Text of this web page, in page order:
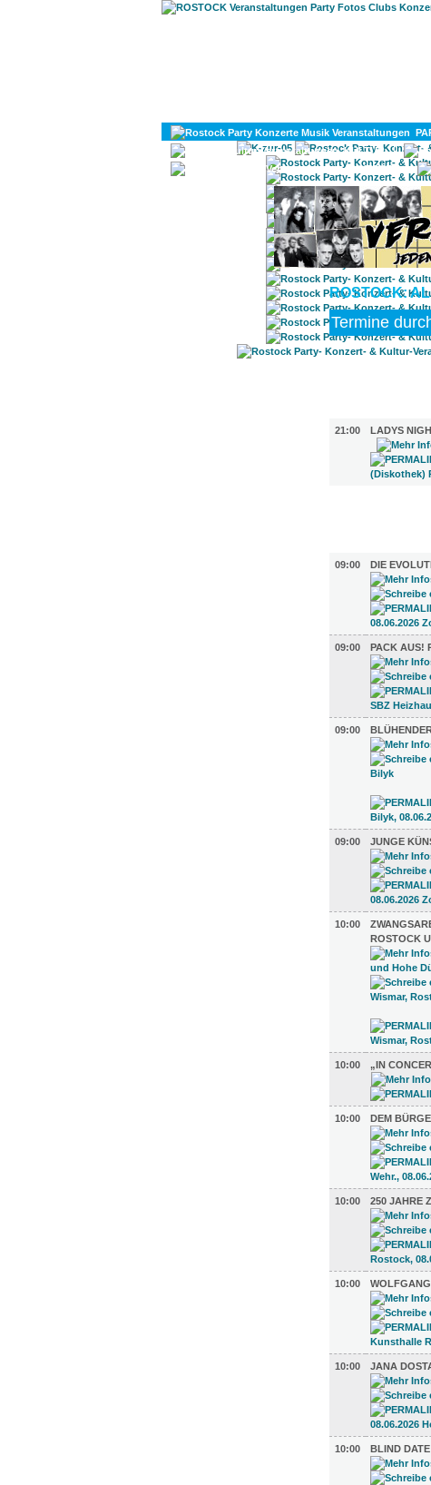
KULTUR
DIVERSES
ROSTOCK:
21:00
LADYS
09:00
DIE
09:00 PACK AUS!
09:00
09:00 JUNGE
10:00
ROSTOCK
10:00 „IN
10:00 DEM
10:00 250 JAHRE
10:00
10:00 JANA
10:00 BLIND